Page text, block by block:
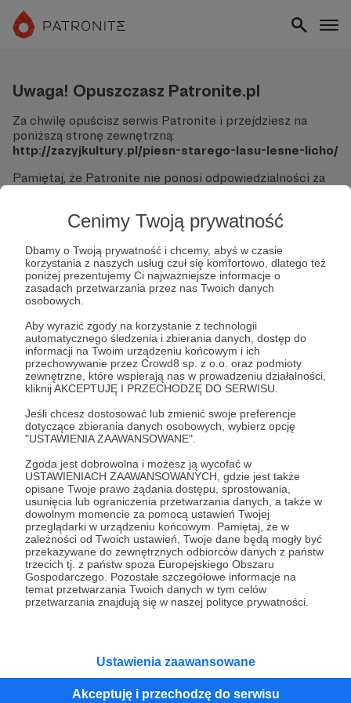
Cenimy Twoją prywatność
Dbamy o Twoją prywatność i chcemy, abyś w czasie
korzystania z naszych usług czuł się komfortowo, dlatego też
poniżej prezentujemy Ci najważniejsze informacje o
zasadach przetwarzania przez nas Twoich danych
osobowych.
Aby wyrazić zgody na korzystanie z technologii
automatycznego śledzenia i zbierania danych, dostęp do
informacji na Twoim urządzeniu końcowym i ich
przechowywanie przez Crowd8 sp. z o.o. oraz podmioty
zewnętrzne, które wspierają nas w prowadzeniu działalności,
kliknij AKCEPTUJĘ I PRZECHODZĘ DO SERWISU.
Jeśli chcesz dostosować lub zmienić swoje preferencje
dotyczące zbierania danych osobowych, wybierz opcję
"USTAWIENIA ZAAWANSOWANE".
Zgoda jest dobrowolna i możesz ją wycofać w
USTAWIENIACH ZAAWANSOWANYCH, gdzie jest także
opisane Twoje prawo żądania dostępu, sprostowania,
usunięcia lub ograniczenia przetwarzania danych, a także w
dowolnym momencie za pomocą ustawień Twojej
przeglądarki w urządzeniu końcowym. Pamiętaj, że w
zależności od Twoich ustawień, Twoje dane będą mogły być
przekazywane do zewnętrznych odbiorców danych z państw
trzecich tj. z państw spoza Europejskiego Obszaru
Gospodarczego. Pozostałe szczegółowe informacje na
temat przetwarzania Twoich danych w tym celów
przetwarzania znajdują się w naszej polityce prywatności.
Ustawienia zaawansowane
Akceptuję i przechodzę do serwisu
Uwaga! Opuszczasz Patronite.pl
Za chwilę opuścisz serwis Patronite i przejdziesz na
poniższą stronę zewnętrzną:
http://zazyjkultury.pl/piesn-starego-lasu-lesne-licho/
Pamiętaj, że Patronite nie ponosi odpowiedzialności za
Nie podawaj swoich danych logowania ani informacji
finansowych na podjerzanych stronach.
Sprawdź dokładnie adres URL, zanim klikniesz przycisk
"Tak, przejdź do strony".
Jeśli masz wątpliwości, wróć do Patronite i zweryfikuj
link.
Czy na pewno chcesz kontynuować?
Tak, przejdź do strony
Kategorie
O Patronite
Dodatkowe produkty
Pomoc
RegulaminPolityka prywatnościPatronite Commons
Unia Europejska